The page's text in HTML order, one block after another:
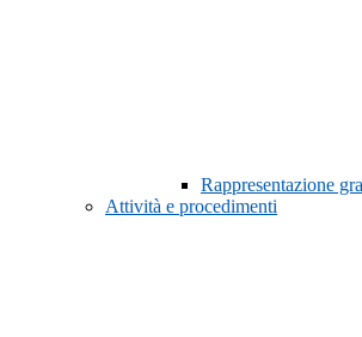
Rappresentazione
Attività e procedimenti